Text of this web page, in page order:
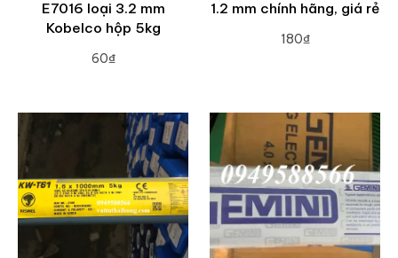
E7016 loại 3.2 mm
Kobelco hộp 5kg
60₫
1.2 mm chính hãng, giá rẻ
180₫